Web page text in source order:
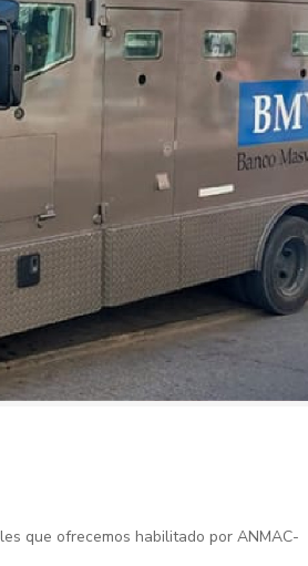
que ofrecemos habilitado por ANMAC-